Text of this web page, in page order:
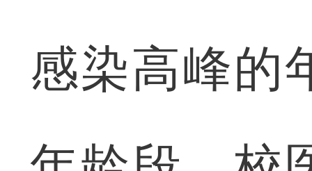
感染高峰的